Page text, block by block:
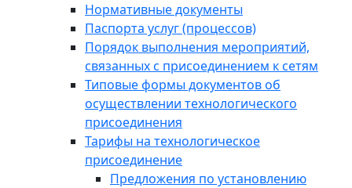
Нормативные документы
Паспорта услуг (процессов)
Порядок выполнения мероприятий,
связанных с присоединением к сетям
Типовые формы документов об
осуществлении технологического
присоединения
Тарифы на технологическое
присоединение
Предложения по установлению